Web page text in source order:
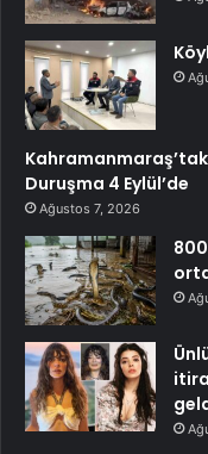
Kahramanmaraş’taki
Duruşma 4 Eylül’de
Ağustos 7, 2026